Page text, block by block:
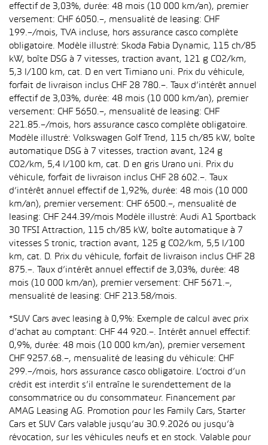
effectif de 3,03%, durée: 48 mois (10 000 km/an), premier
versement: CHF 6050.–, mensualité de leasing: CHF
199.–/mois, TVA incluse, hors assurance casco complète
obligatoire. Modèle illustré: Skoda Fabia Dynamic, 115 ch/85
kW, boîte DSG à 7 vitesses, traction avant, 121 g CO2/km,
5,3 l/100 km, cat. D en vert Timiano uni. Prix du véhicule,
forfait de livraison inclus CHF 28 780.–. Taux d’intérêt annuel
effectif de 3,03%, durée: 48 mois (10 000 km/an), premier
versement: CHF 5650.–, mensualité de leasing: CHF
221.85.–/mois, hors assurance casco complète obligatoire.
Modèle illustré: Volkswagen Golf Trend, 115 ch/85 kW, boîte
automatique DSG à 7 vitesses, traction avant, 124 g
CO2/km, 5,4 l/100 km, cat. D en gris Urano uni. Prix du
véhicule, forfait de livraison inclus CHF 28 602.–. Taux
d’intérêt annuel effectif de 1,92%, durée: 48 mois (10 000
km/an), premier versement: CHF 6500.–, mensualité de
leasing: CHF 244.39/mois Modèle illustré: Audi A1 Sportback
30 TFSI Attraction, 115 ch/85 kW, boîte automatique à 7
vitesses S tronic, traction avant, 125 g CO2/km, 5,5 l/100
km, cat. D. Prix du véhicule, forfait de livraison inclus CHF 28
875.–. Taux d’intérêt annuel effectif de 3,03%, durée: 48
mois (10 000 km/an), premier versement: CHF 5671.–,
mensualité de leasing: CHF 213.58/mois.
*SUV Cars avec leasing à 0,9%: Exemple de calcul avec prix
d’achat au comptant: CHF 44 920.–. Intérêt annuel effectif:
0,9%, durée: 48 mois (10 000 km/an), premier versement
CHF 9257.68.–, mensualité de leasing du véhicule: CHF
299.–/mois, hors assurance casco obligatoire. L’octroi d’un
crédit est interdit s’il entraîne le surendettement de la
consommatrice ou du consommateur. Financement par
AMAG Leasing AG. Promotion pour les Family Cars, Starter
Cars et SUV Cars valable jusqu’au 30.9.2026 ou jusqu’à
révocation, sur les véhicules neufs et en stock. Valable pour